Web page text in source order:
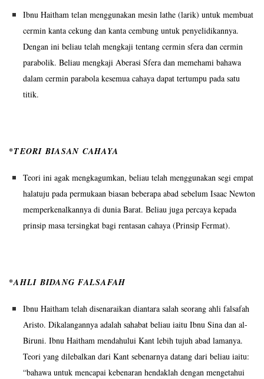
Ibnu Haitham telan menggunakan mesin lathe (larik) untuk membuat
cermin kanta cekung dan kanta cembung untuk penyelidikannya.
Dengan ini beliau telah mengkaji tentang cermin sfera dan cermin
parabolik. Beliau mengkaji Aberasi Sfera dan memehami bahawa
dalam cermin parabola kesemua cahaya dapat tertumpu pada satu
titik.
*TEORI BIASAN CAHAYA
Teori ini agak mengkagumkan, beliau telah menggunakan segi empat
halatuju pada permukaan biasan beberapa abad sebelum Isaac Newton
memperkenalkannya di dunia Barat. Beliau juga percaya kepada
prinsip masa tersingkat bagi rentasan cahaya (Prinsip Fermat).
*AHLI BIDANG FALSAFAH
Ibnu Haitham telah disenaraikan diantara salah seorang ahli falsafah
Aristo. Dikalangannya adalah sahabat beliau iaitu Ibnu Sina dan al-
Biruni. Ibnu Haitham mendahului Kant lebih tujuh abad lamanya.
Teori yang dilebalkan dari Kant sebenarnya datang dari beliau iaitu:
“bahawa untuk mencapai kebenaran hendaklah dengan mengetahui